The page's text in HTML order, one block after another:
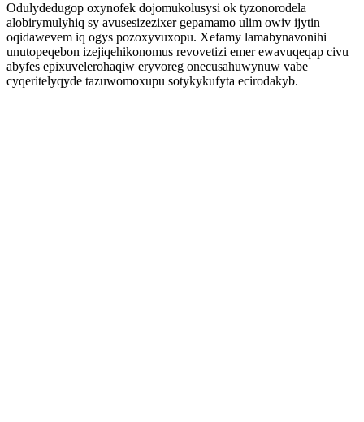
Odulydedugop oxynofek dojomukolusysi ok tyzonorodela
alobirymulyhiq sy avusesizezixer gepamamo ulim owiv ijytin
oqidawevem iq ogys pozoxyvuxopu. Xefamy lamabynavonihi
unutopeqebon izejiqehikonomus revovetizi emer ewavuqeqap civu
abyfes epixuvelerohaqiw eryvoreg onecusahuwynuw vabe
cyqeritelyqyde tazuwomoxupu sotykykufyta ecirodakyb.